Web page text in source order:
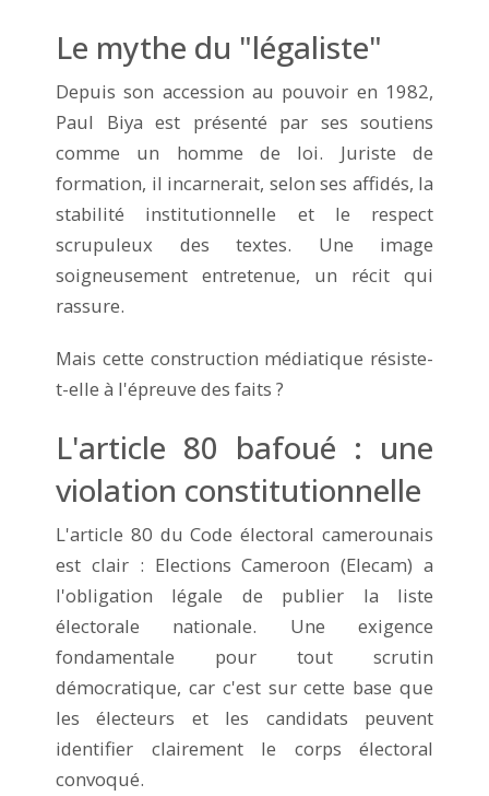
Le mythe du "légaliste"
Depuis son accession au pouvoir en 1982,
Paul Biya est présenté par ses soutiens
comme un homme de loi. Juriste de
formation, il incarnerait, selon ses affidés, la
stabilité institutionnelle et le respect
scrupuleux des textes. Une image
soigneusement entretenue, un récit qui
rassure.
Mais cette construction médiatique résiste-
t-elle à l'épreuve des faits ?
L'article 80 bafoué : une
violation constitutionnelle
L'article 80 du Code électoral camerounais
est clair : Elections Cameroon (Elecam) a
l'obligation légale de publier la liste
électorale nationale. Une exigence
fondamentale pour tout scrutin
démocratique, car c'est sur cette base que
les électeurs et les candidats peuvent
identifier clairement le corps électoral
convoqué.